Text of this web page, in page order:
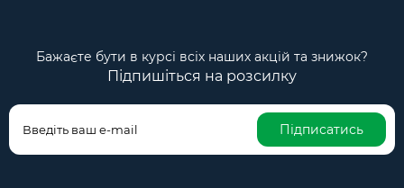
Бажаєте бути в курсі всіх наших акцій та знижок?
Підпишіться на розсилку
Підписатись